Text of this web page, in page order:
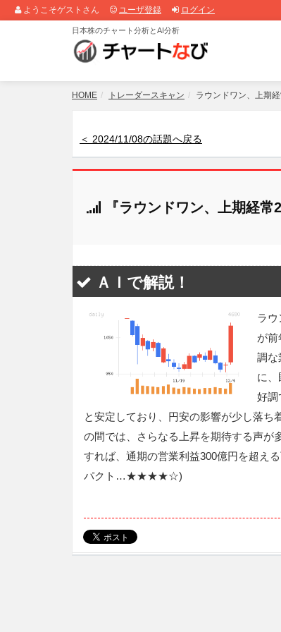
ようこそゲストさん ユーザ登録 ログイン
日本株のチャート分析とAI分析
HOME トレーダースキャン ラウンドワン、上期
＜ 2024/11/08の話題へ戻る
『ラウンドワン、上期経
ＡＩで解説！
ラウ
が前
調な
に
好調
と安定しており、円安の影響が少し落
の間では、さらなる上昇を期待する声が
すれば、通期の営業利益300億円を超
パクト…★★★★☆)